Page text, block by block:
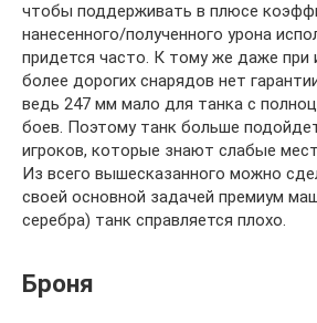
чтобы поддерживать в плюсе
нанесенного/полученного урона
придется часто. К тому же даже при
более дорогих снарядов нет
ведь 247 мм мало для танка с
боев. Поэтому танк больше
игроков, которые знают слабые
Из всего вышесказанного можно
своей основной задачей премиум
серебра) танк справляется плохо.
Броня